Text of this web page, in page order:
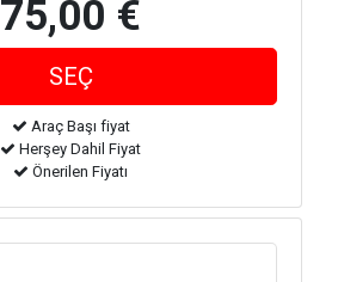
75,00 €
Araç Başı fiyat
Herşey Dahil Fiyat
Önerilen Fiyatı